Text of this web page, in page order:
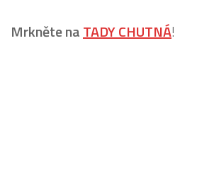
Mrkněte naTADY CHUTNÁ!